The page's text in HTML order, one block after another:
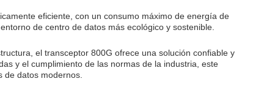
eficiente, con un consumo máximo de energía de
de centro de datos más ecológico y sostenible.
el transceptor 800G ofrece una solución confiable y
y el cumplimiento de las normas de la industria, este
datos modernos.